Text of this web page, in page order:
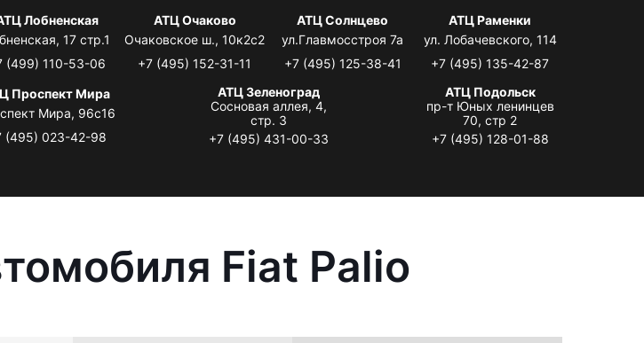
Лобненская
17 стр.1
(499) 110-53-06
АТЦ Очаково
Очаковское ш., 10к2с2
+7 (495) 152-31-11
АТЦ Солнцево
ул.Главмосстроя 7а
+7 (495) 125-38-41
АТЦ Раменки
ул. Лобачевского, 114
+7 (495) 135-42-87
Проспект Мира
Мира, 96с16
(495) 023-42-98
АТЦ Зеленоград
Сосновая аллея, 4,
стр. 3
+7 (495) 431-00-33
АТЦ Подольск
пр-т Юных ленинцев
70, стр 2
+7 (495) 128-01-88
Fiat Palio